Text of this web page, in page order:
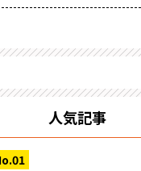
人気記事